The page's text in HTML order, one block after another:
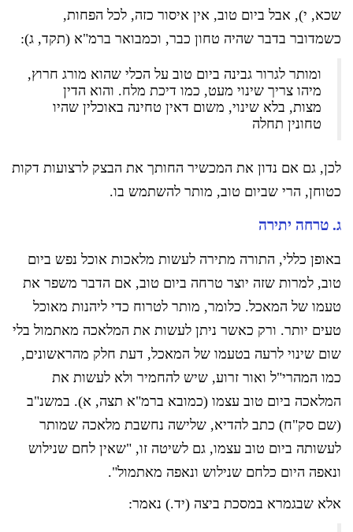
שכא, י), אבל ביום טוב, אין איסור כזה, לכל הפחות,
כשמדובר בדבר שהיה טחון כבר, וכמבואר ברמ"א (תקד, ג):
ומותר לגרור גבינה ביום טוב על הכלי שהוא מורג חרוץ,
מיהו צריך שינוי מעט, כמו דיכת מלח. והוא הדין
מצות, בלא שינוי, משום דאין טחינה באוכלין שהיו
טחונין תחלה
לכן, גם אם נדון את המכשיר החותך את הבצק לרצועות דקות
כטוחן, הרי שביום טוב, מותר להשתמש בו.
ג. טרחה יתירה
באופן כללי, התורה מתירה לעשות מלאכות אוכל נפש ביום
טוב, למרות שזה יוצר טרחה ביום טוב, אם הדבר משפר את
טעמו של המאכל. כלומר, מותר לטרוח כדי ליהנות מאוכל
טעים יותר. ורק כאשר ניתן לעשות את המלאכה מאתמול בלי
שום שינוי לרעה בטעמו של המאכל, דעת חלק מהראשונים,
כמו המהרי"ל ואור זרוע, שיש להחמיר ולא לעשות את
המלאכה ביום טוב עצמו (כמובא ברמ"א תצה, א). במשנ"ב
(שם סק"ח) כתב להדיא, שלישה נחשבת מלאכה שמותר
לעשותה ביום טוב עצמו, גם לשיטה זו, "שאין לחם שנילוש
ונאפה היום כלחם שנילוש ונאפה מאתמול".
אלא שבגמרא במסכת ביצה (יד.) נאמר: